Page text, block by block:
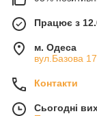
Працює з
м. Одеса
вул.Базова
Контакти
Сьогодні